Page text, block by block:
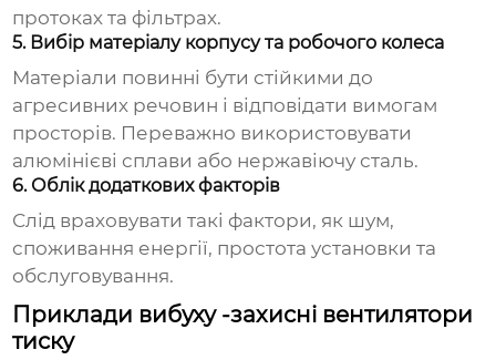
протоках та фільтрах.
5. Вибір матеріалу корпусу та робочого колеса
Матеріали повинні бути стійкими до
агресивних речовин і відповідати вимогам
просторів. Переважно використовувати
алюмінієві сплави або нержавіючу сталь.
6. Облік додаткових факторів
Слід враховувати такі фактори, як шум,
споживання енергії, простота установки та
обслуговування.
Приклади вибуху -захисні вентилятори
тиску